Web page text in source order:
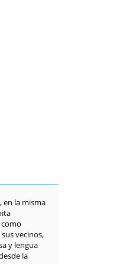
en la misma
vecinos,
y lengua
la